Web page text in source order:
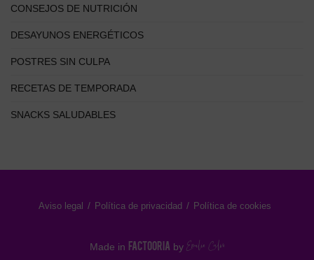
CONSEJOS DE NUTRICIÓN
DESAYUNOS ENERGÉTICOS
POSTRES SIN CULPA
RECETAS DE TEMPORADA
SNACKS SALUDABLES
Aviso legal Política de privacidad Política de cookies
Made in FACTOORIA by